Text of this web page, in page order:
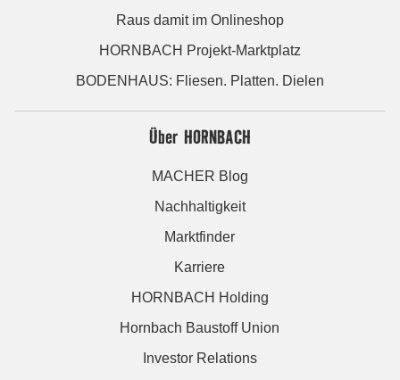
Raus damit im Onlineshop
HORNBACH Projekt-Marktplatz
BODENHAUS: Fliesen. Platten. Dielen
Über HORNBACH
MACHER Blog
Nachhaltigkeit
Marktfinder
Karriere
HORNBACH Holding
Hornbach Baustoff Union
Investor Relations